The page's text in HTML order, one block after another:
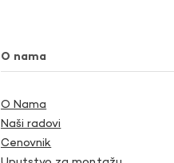
O nama
O Nama
Naši radovi
Cenovnik